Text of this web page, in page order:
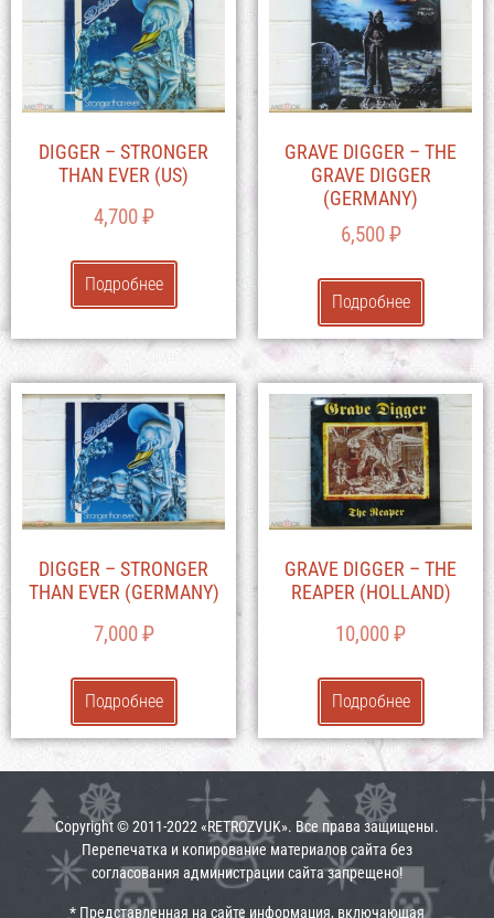
DIGGER – STRONGER
THAN EVER (US)
4,700₽
Подробнее
GRAVE DIGGER – THE
GRAVE DIGGER
(GERMANY)
6,500₽
Подробнее
DIGGER – STRONGER
THAN EVER (GERMANY)
7,000₽
Подробнее
GRAVE DIGGER – THE
REAPER (HOLLAND)
10,000₽
Подробнее
Copyright © 2011-2022 «RETROZVUK». Все права защищены.
Перепечатка и копирование материалов сайта без
согласования администрации сайта запрещено!
* Представленная на сайте информация, включающая